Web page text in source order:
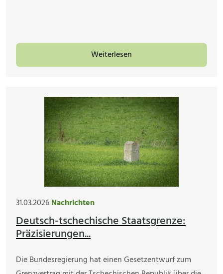
Weiterlesen
31.03.2026Nachrichten
Deutsch-tschechische Staatsgrenze:
Präzisierungen...
Die Bundesregierung hat einen Gesetzentwurf zum